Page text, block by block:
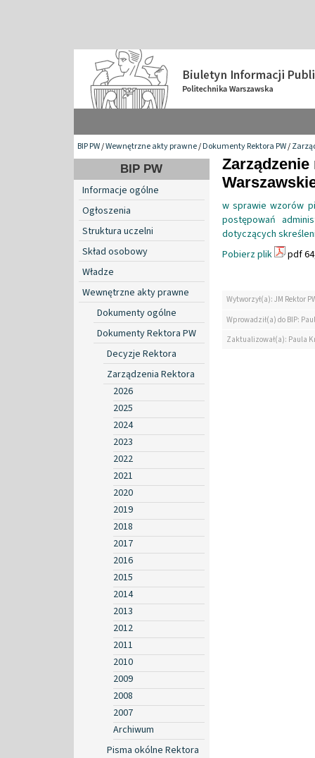
BIP PW/Wewnętrzne akty prawne/Dokumenty Rektora PW/
BIP PW
Informacje ogólne
Ogłoszenia
Struktura uczelni
Skład osobowy
Władze
Wewnętrzne akty prawne
Dokumenty ogólne
Dokumenty Rektora PW
Decyzje Rektora
Zarządzenia Rektora
2026
2025
2024
2023
2022
2021
2020
2019
2018
2017
2016
2015
2014
2013
2012
2011
2010
2009
2008
2007
Archiwum
Pisma okólne Rektora
w sprawie wzorów
postępowań
dotyczących
Pobierz plik
pdf
Wytworzył(a): JM Rektor
Wprowadził(a) do BIP:
Zaktualizował(a): Paula